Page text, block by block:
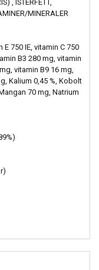
, ISTERFETT,
MINERALER
E 750 IE, vitamin C 750
B3 280 mg, vitamin
vitamin B9 16 mg,
Kalium 0,45 %, Kobolt
70 mg, Natrium